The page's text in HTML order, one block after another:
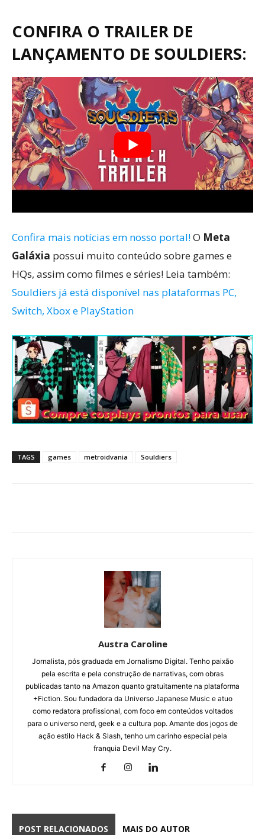
CONFIRA O TRAILER DE
LANÇAMENTO DE SOULDIERS:
Confira mais notícias em nosso portal!O Meta
Galáxia possui muito conteúdo sobre games e
HQs, assim como filmes e séries! Leia também:
Souldiers já está disponível nas plataformas PC,
Switch, Xbox e PlayStation
TAGS games metroidvania Souldiers
Austra Caroline
Jornalista, pós graduada em Jornalismo Digital. Tenho paixão
pela escrita e pela construção de narrativas, com obras
publicadas tanto na Amazon quanto gratuitamente na plataforma
+Fiction. Sou fundadora da Universo Japanese Music e atuo
como redatora profissional, com foco em conteúdos voltados
para o universo nerd, geek e a cultura pop. Amante dos jogos de
ação estilo Hack & Slash, tenho um carinho especial pela
franquia Devil May Cry.
POST RELACIONADOS MAIS DO AUTOR